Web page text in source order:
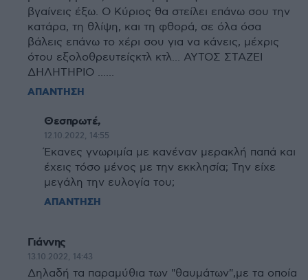
βγαίνεις έξω. Ο Κύριος θα στείλει επάνω σου την
κατάρα, τη θλίψη, και τη φθορά, σε όλα όσα
βάλεις επάνω το χέρι σου για να κάνεις, μέχρις
ότου εξολοθρευτείςκτλ κτλ... ΑΥΤΟΣ ΣΤΑΖΕΙ
ΔΗΛΗΤΗΡΙΟ ......
ΑΠΑΝΤΗΣΗ
Θεσπρωτέ,
12.10.2022, 14:55
Έκανες γνωριμία με κανέναν μερακλή παπά και
έχεις τόσο μένος με την εκκλησία; Την είχε
μεγάλη την ευλογία του;
ΑΠΑΝΤΗΣΗ
Γιάννης
13.10.2022, 14:43
Δηλαδή τα παραμύθια των "θαυμάτων",με τα οποία